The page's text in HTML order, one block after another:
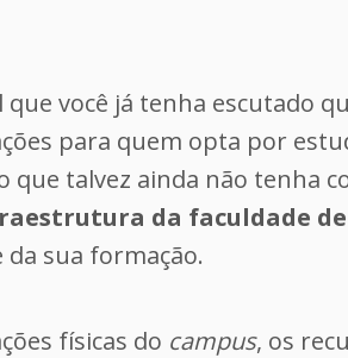
que você já tenha escutado
para quem opta por
que talvez ainda não tenha
da faculdade
da sua formação.
físicas do campus, os